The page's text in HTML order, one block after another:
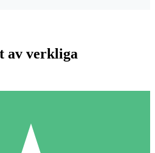
av verkliga